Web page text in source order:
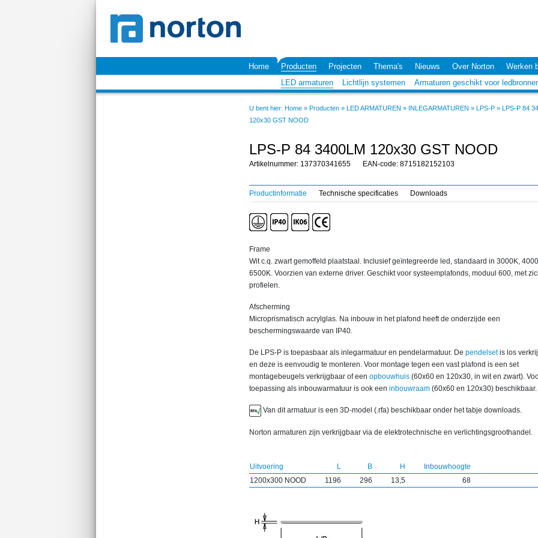
Home Producten Projecten Thema's Nieuws Over Norton Werken
LED armaturen
Lichtlijn systemen Armaturen geschikt voor
U bent hier: Home » Producten » LED ARMATUREN » INLEGARMATUREN » LPS-P » LPS-P 84
120x30 GST NOOD
LPS-P 84 3400LM 120x30 GST NOOD
Artikelnummer: 137370341655 EAN-code: 8715182152103
Productinformatie Technische specificaties Downloads
Frame
Wit c.q. zwart gemoffeld plaatstaal. Inclusief geïntegreerde led, standaard in 3000K,
6500K. Voorzien van externe driver. Geschikt voor systeemplafonds, moduul 600, met
profielen.
Afscherming
Microprismatisch acrylglas. Na inbouw in het plafond heeft de onderzijde een
beschermingswaarde van IP40.
De LPS-P is toepasbaar als inlegarmatuur en pendelarmatuur. De pendelsetis los
en deze is eenvoudig te monteren. Voor montage tegen een vast plafond is een set
montagebeugels verkrijgbaar of een opbouwhuis (60x60 en 120x30, in wit en zwart).
toepassing als inbouwarmatuur is ook een inbouwraam (60x60 en 120x30) beschikbaar.
Van dit armatuur is een 3D-model (.rfa) beschikbaar onder het tabje downloads.
Norton armaturen zijn verkrijgbaar via de elektrotechnische en verlichtingsgroothandel.
Uitvoering L B H
Inbouwhoogte
1200x300 NOOD
1196 296 13,5 68